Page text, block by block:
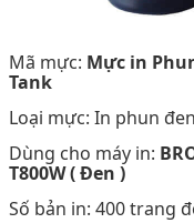
Mã mực: Mực in
Tank
Loại mực: In phun đen
Dùng cho máy in:
T800W ( Đen )
Số bản in: 400 trang